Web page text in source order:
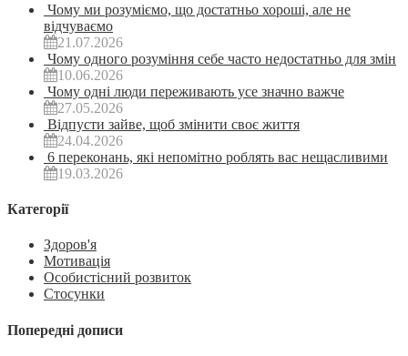
Чому ми розуміємо, що достатньо хороші, але не
відчуваємо
21.07.2026
Чому одного розуміння себе часто недостатньо для змін
10.06.2026
Чому одні люди переживають усе значно важче
27.05.2026
Відпусти зайве, щоб змінити своє життя
24.04.2026
6 переконань, які непомітно роблять вас нещасливими
19.03.2026
Категорії
Здоров'я
Мотивація
Особистісний розвиток
Стосунки
Попередні дописи